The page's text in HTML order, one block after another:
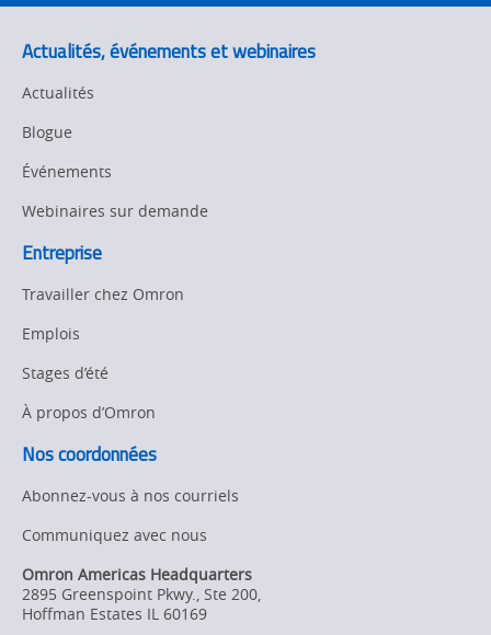
Actualités, événements et webinaires
Actualités
Blogue
Événements
Webinaires sur demande
Entreprise
Travailler chez Omron
Emplois
Stages d’été
À propos d’Omron
Nos coordonnées
Abonnez-vous à nos courriels
Communiquez avec nous
Omron Americas Headquarters
2895 Greenspoint Pkwy., Ste 200,
Hoffman Estates IL 60169